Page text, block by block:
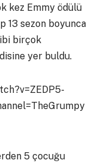
kez Emmy ödülü
13 sezon boyunca
birçok
yer buldu.
5 çocuğu